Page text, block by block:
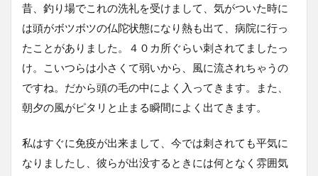
昔、釣り場でこれの洗礼を受けまして、気がついた時に
は頭がボツボツの仏陀状態になり熱も出て、病院に行っ
たことがありました。４０カ所ぐらい刺されてましたっ
け。こいつらは小さくて弱いから、風に流されちゃうの
ですね。だから頭の毛の中によく入ってきます。また、
朝夕の風がピタリと止まる瞬間によく出てきます。
私はすぐに免疫が出来まして、今では刺されても平気に
なりましたし、彼らが出没するときには何となく雰囲気